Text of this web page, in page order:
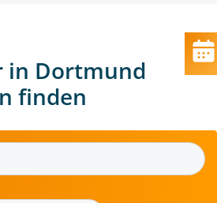
in Dortmund
finden